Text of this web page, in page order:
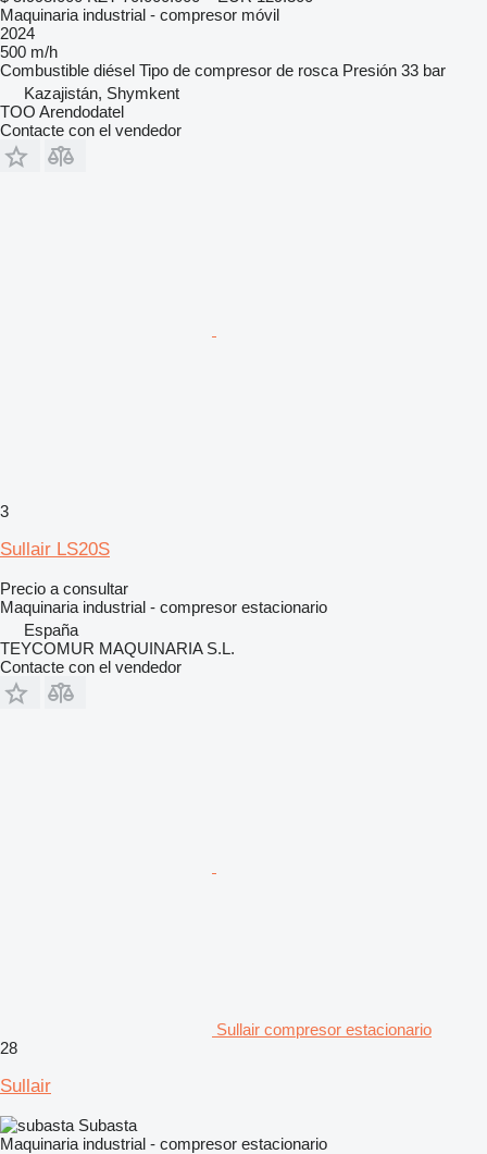
Maquinaria industrial - compresor móvil
2024
500 m/h
Combustible diésel Tipo de compresor de rosca Presión 33 bar
Kazajistán, Shymkent
TOO Arendodatel
Contacte con el vendedor
3
Sullair LS20S
Precio a consultar
Maquinaria industrial - compresor estacionario
España
TEYCOMUR MAQUINARIA S.L.
Contacte con el vendedor
Sullair compresor estacionario
28
Sullair
Subasta
Maquinaria industrial - compresor estacionario